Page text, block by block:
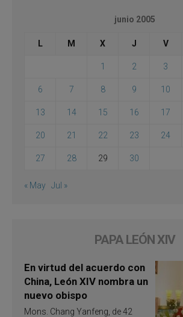
junio 2005
L M X J V
1 2 3
6 7 8 9 10
13 14 15 16 17
20 21 22 23 24
27 28 29 30
« May Jul »
PAPA LEÓN XIV
En virtud del acuerdo con
China, León XIV nombra un
nuevo obispo
Mons. Chang Yanfeng, de 42